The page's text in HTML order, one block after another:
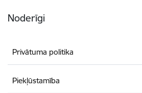
Noderīgi
Privātuma politika
Piekļūstamība